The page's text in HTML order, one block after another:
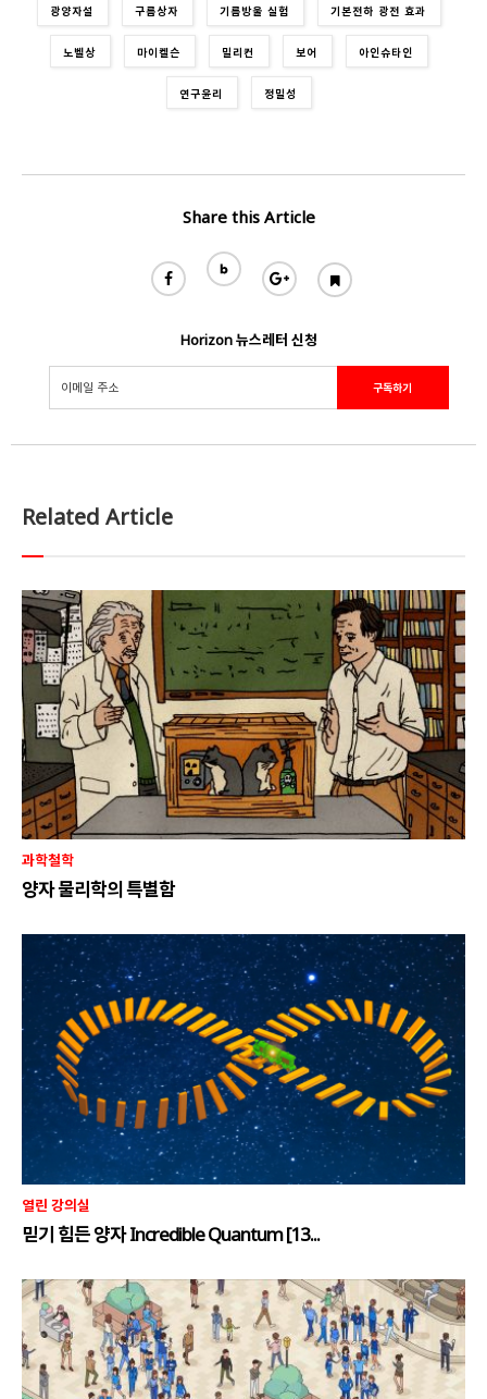
광양자설 구름상자 기름방울 실험 기본전하 광전 효과
노벨상 마이켈슨 밀리컨 보어 아인슈타인
연구윤리 정밀성
Share this Article
Horizon 뉴스레터 신청
Related Article
과학철학
양자 물리학의 특별함
열린 강의실
믿기 힘든 양자 Incredible Quantum [13...